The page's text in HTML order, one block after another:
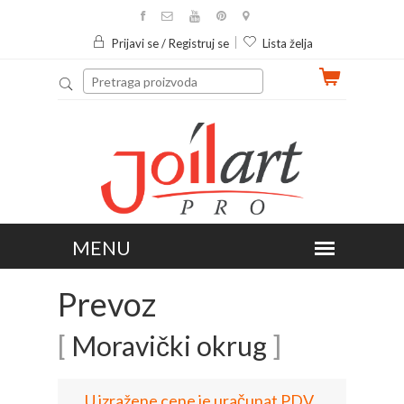
Prijavi se / Registruj se Lista želja
Prevoz
[ Moravički okrug ]